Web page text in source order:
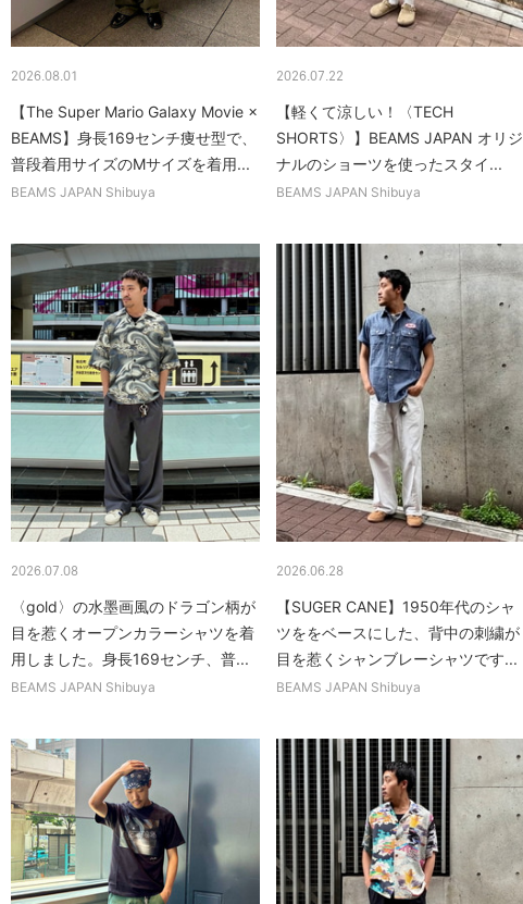
2026.08.01
【The Super Mario Galaxy Movie ×
BEAMS】身長169センチ痩せ型で、
普段着用サイズのMサイズを着用...
BEAMS JAPAN Shibuya
2026.07.22
【軽くて涼しい！〈TECH
SHORTS〉】BEAMS JAPAN オリジ
ナルのショーツを使ったスタイ...
BEAMS JAPAN Shibuya
2026.07.08
〈gold〉の水墨画風のドラゴン柄が
目を惹くオープンカラーシャツを着
用しました。身長169センチ、普...
BEAMS JAPAN Shibuya
2026.06.28
【SUGER CANE】1950年代のシャ
ツををベースにした、背中の刺繍が
目を惹くシャンブレーシャツです...
BEAMS JAPAN Shibuya